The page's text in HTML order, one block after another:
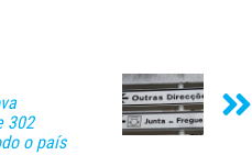
302
o país